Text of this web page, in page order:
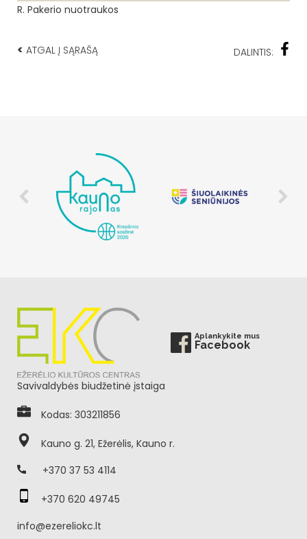
R. Pakerio nuotraukos
< ATGAL Į SĄRAŠĄ DALINTIS:
Aplankykite mus
Facebook
Savivaldybės biudžetinė įstaiga
Kodas: 303211856
Kauno g. 21, Ežerėlis, Kauno r.
+370 37 53 4114
+370 620 49745
info@ezereliokc.lt